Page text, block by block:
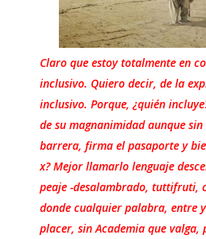
Claro que estoy totalmente en
inclusivo. Quiero decir, de la
inclusivo. Porque, ¿quién
de su magnanimidad aunque
barrera, firma el pasaporte y
x? Mejor llamarlo lenguaje
peaje -desalambrado, tuttifruti,
donde cualquier palabra, entre
placer, sin Academia que